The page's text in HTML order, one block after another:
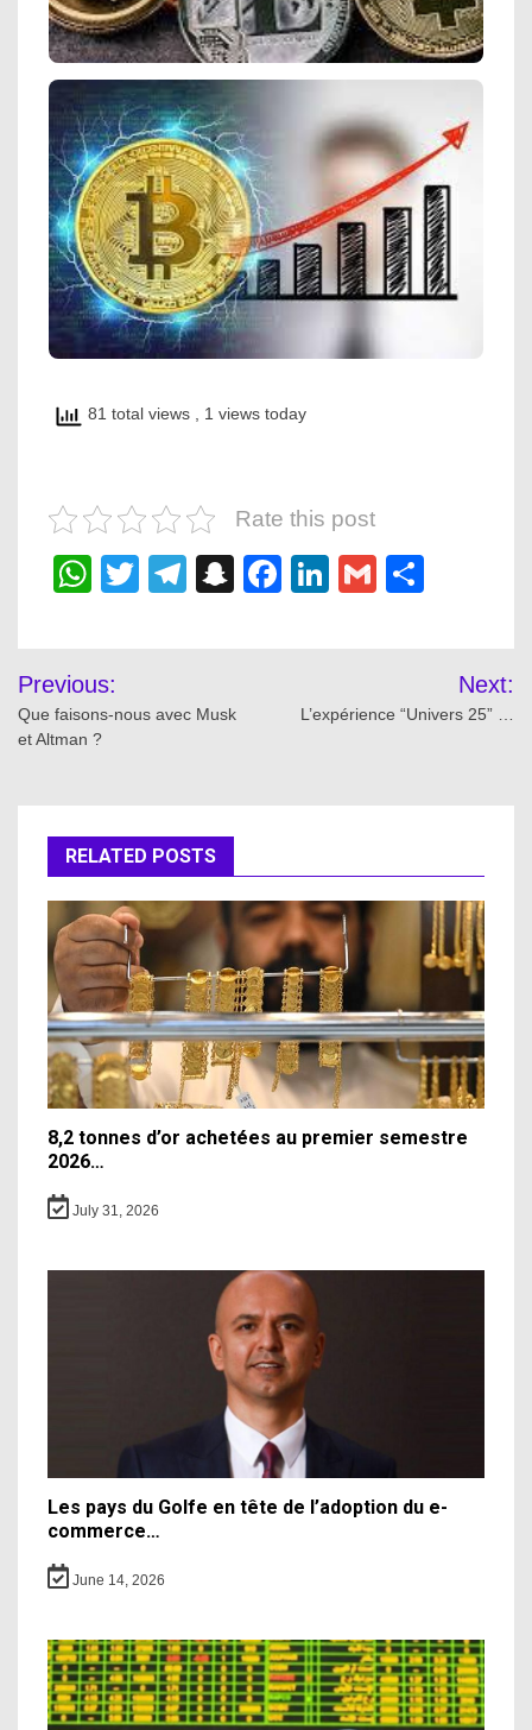
81 total views , 1 views today
Rate this post
WhatsApp
TwitterTelegram
Snapchat
Facebook
LinkedIn
Gmail
Post
navigation
Previous:
Que faisons-nous avec Musk
et Altman ?
Next:
L’expérience “Univers 25” …
RELATED POSTS
8,2 tonnes d’or achetées au premier semestre
2026…
July 31, 2026
Les pays du Golfe en tête de l’adoption du e-
commerce…
June 14, 2026